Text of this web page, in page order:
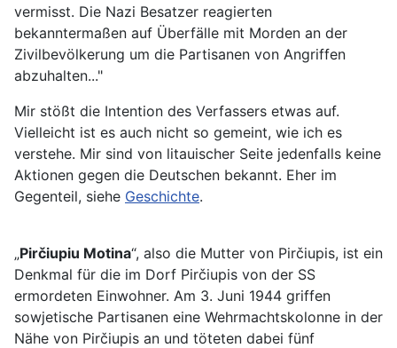
vermisst. Die Nazi Besatzer reagierten
bekanntermaßen auf Überfälle mit Morden an der
Zivilbevölkerung um die Partisanen von Angriffen
abzuhalten..."
Mir stößt die Intention des Verfassers etwas auf.
Vielleicht ist es auch nicht so gemeint, wie ich es
verstehe. Mir sind von litauischer Seite jedenfalls keine
Aktionen gegen die Deutschen bekannt. Eher im
Gegenteil, siehe Geschichte.
„Pirčiupiu Motina“, also die Mutter von Pirčiupis, ist ein
Denkmal für die im Dorf Pirčiupis von der SS
ermordeten Einwohner. Am 3. Juni 1944 griffen
sowjetische Partisanen eine Wehrmachtskolonne in der
Nähe von Pirčiupis an und töteten dabei fünf